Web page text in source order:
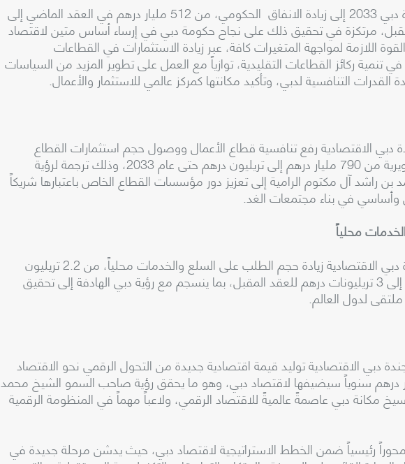
وتسعى مستهدفات أجندة دبي 2033 إلى زيادة الانفاق الحكومي، من 512 مليار درهم في العقد الماضي إلى
المقبل، مرتكزة في تحقيق ذلك على نجاح حكومة دبي في إرساء أساس متين لاقتصاد
اللازمة لمواجهة المتغيرات كافة، عبر زيادة الاستثمارات في القطاعات
تنمية ركائز القطاعات التقليدية، توازياً مع العمل على تطوير المزيد من السياسات
القدرات التنافسية لدبي، وتأكيد مكانتها كمركز عالمي للاستثمار والأعمال.
الاقتصادية رفع تنافسية قطاع الأعمال ووصول حجم استثمارات القطاع
الخاص في المشاريع التطويرية من 790 مليار درهم إلى تريليون درهم حتى عام 2033، وذلك ترجمة لرؤية
راشد آل مكتوم الرامية إلى تعزيز دور مؤسسات القطاع الخاص باعتبارها شريكاً
وأساسي في بناء مجتمعات الغد.
محلياً
وتشمل مستهدفات أجندة دبي الاقتصادية زيادة حجم الطلب على السلع والخدمات محلياً، من 2.2 تريليون
درهم خلال العقد الماضي إلى 3 تريليونات درهم للعقد المقبل، بما ينسجم مع رؤية دبي الهادفة إلى تحقيق
لدول العالم.
دبي الاقتصادية توليد قيمة اقتصادية جديدة من التحول الرقمي نحو الاقتصاد
بمتوسط 100 مليار درهم سنوياً سيضيفها لاقتصاد دبي، وهو ما يحقق رؤية صاحب السمو الشيخ محمد
مكانة دبي عاصمةً عالميةً للاقتصاد الرقمي، ولاعباً مهماً في المنظومة الرقمية
رئيسياً ضمن الخطط الاستراتيجية لاقتصاد دبي، حيث يدشن مرحلة جديدة في